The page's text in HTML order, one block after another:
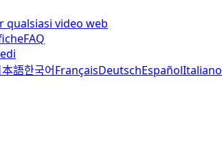
qualsiasi video web
FAQ
本語한국어FrançaisDeutschEspañolItaliano